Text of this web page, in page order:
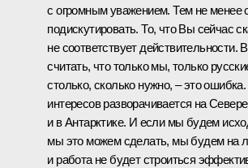
с огромным уважением. Тем не менее
подискутировать. То, что Вы сейчас
не соответствует
считать, что только мы, только
столько, сколько нужно, – это
интересов разворачивается на
и в Антарктике. И если мы будем
мы это можем сделать, мы будем на
и работа не будет строиться